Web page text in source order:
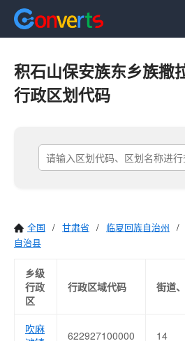
积石山保安族东乡族撒
行政区划代码
全国 / 甘肃省 / 临夏回族自治州 /
自治县
乡级
行政
区
行政区域代码 街道
吹麻
622927100000 14